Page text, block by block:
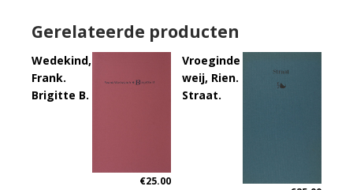
Gerelateerde producten
Wedekind,
Frank.
Brigitte B.
€25.00
Vroeginde
weij, Rien.
Straat.